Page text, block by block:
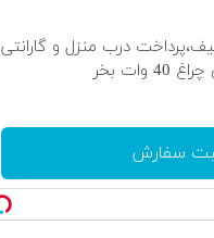
با 29%تخفیف،پرداخت درب منزل و گارانتی
وات بخر
سفارش